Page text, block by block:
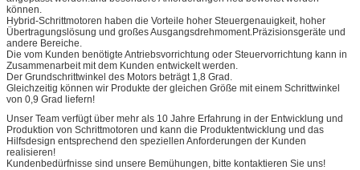
können.
Hybrid-Schrittmotoren haben die Vorteile hoher Steuergenauigkeit, hoher
Übertragungslösung und großes Ausgangsdrehmoment.Präzisionsgeräte und
andere Bereiche.
Die vom Kunden benötigte Antriebsvorrichtung oder Steuervorrichtung kann in
Zusammenarbeit mit dem Kunden entwickelt werden.
Der Grundschrittwinkel des Motors beträgt 1,8 Grad.
Gleichzeitig können wir Produkte der gleichen Größe mit einem Schrittwinkel
von 0,9 Grad liefern!
Unser Team verfügt über mehr als 10 Jahre Erfahrung in der Entwicklung und
Produktion von Schrittmotoren und kann die Produktentwicklung und das
Hilfsdesign entsprechend den speziellen Anforderungen der Kunden
realisieren!
Kundenbedürfnisse sind unsere Bemühungen, bitte kontaktieren Sie uns!